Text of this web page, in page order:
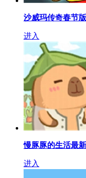
沙威玛传奇春节版
进入
慢豚豚的生活最
进入